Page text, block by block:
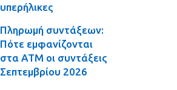
υπερήλικες
Πληρωμή συντάξεων:
Πότε εμφανίζονται
στα ΑΤΜ οι συντάξεις
Σεπτεμβρίου 2026